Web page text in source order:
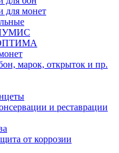
для монет
ОПТИМА
марок, открыток и пр.
и реставрации
от коррозии